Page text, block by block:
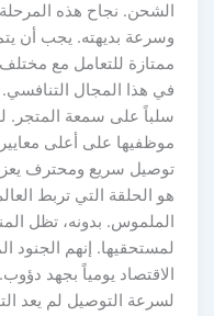
الشحن. نجاح هذه
وسرعة بديهته. يجب أن
ممتازة للتعامل مع مختلف
في هذا المجال
سلباً على سمعة المتجر.
موظفيها على أعلى
توصيل سريع ومحترف يعزز
هو الحلقة التي تربط
الملموس. بدونه، تظل
لمستحقيها. إنهم الجنود
لسرعة التوصيل لم يعد